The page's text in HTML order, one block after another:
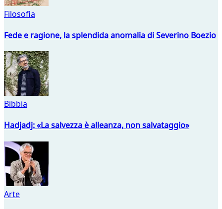
Filosofia
Fede e ragione, la splendida anomalia di Severino Boezio
Bibbia
Hadjadj: «La salvezza è alleanza, non salvataggio»
Arte